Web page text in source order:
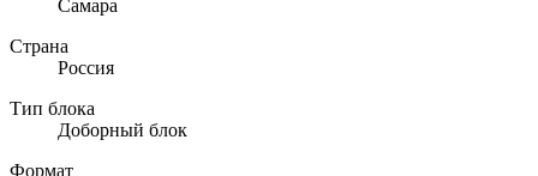
Самара
Страна
Россия
Тип блока
Доборный блок
Формат